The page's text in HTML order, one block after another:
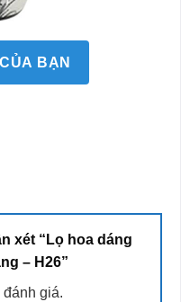
BẠN
xét “Lọ hoa dáng
– H26”
giá.